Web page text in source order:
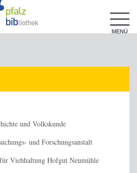
MENÜ
und Volkskunde
und Forschungsanstalt
Viehhaltung Hofgut Neumühle